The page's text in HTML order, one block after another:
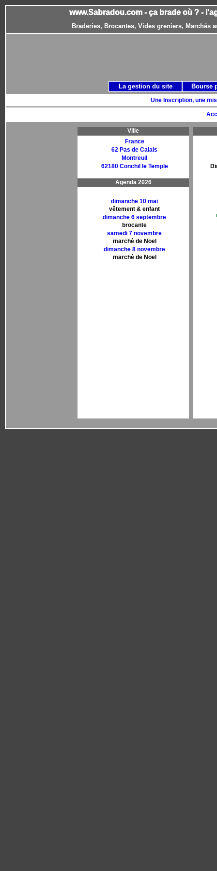
www.Sabradou.com - ça brade où ? -
Braderies, Brocantes, Vides greniers, Marchés
Une Inscription, une
Ville
France
62 Pas de Calais
Montreuil
62180 Conchil le Temple
Agenda 2026
dimanche 10 mai
vêtement & enfant
dimanche 6 septembre
brocante
samedi 7 novembre
marché de Noel
dimanche 8 novembre
marché de Noel
La gestion du site Bourse